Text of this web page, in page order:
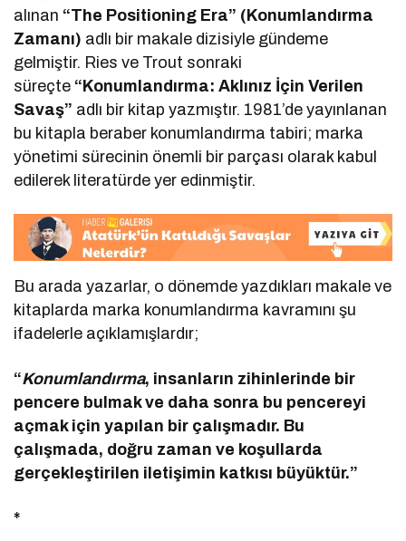
alınan “The Positioning Era” (Konumlandırma
Zamanı) adlı bir makale dizisiyle gündeme
gelmiştir. Ries ve Trout sonraki
süreçte “Konumlandırma: Aklınız İçin Verilen
Savaş” adlı bir kitap yazmıştır. 1981’de yayınlanan
bu kitapla beraber konumlandırma tabiri; marka
yönetimi sürecinin önemli bir parçası olarak kabul
edilerek literatürde yer edinmiştir.
Bu arada yazarlar, o dönemde yazdıkları makale ve
kitaplarda marka konumlandırma kavramını şu
ifadelerle açıklamışlardır;
“Konumlandırma, insanların zihinlerinde bir
pencere bulmak ve daha sonra bu pencereyi
açmak için yapılan bir çalışmadır. Bu
çalışmada, doğru zaman ve koşullarda
gerçekleştirilen iletişimin katkısı büyüktür.”
*